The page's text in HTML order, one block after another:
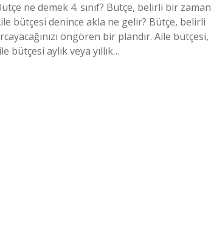
ne demek 4. sınıf? Bütçe, belirli bir zaman
bütçesi denince akla ne gelir? Bütçe, belirli
öngören bir plandır. Aile bütçesi,
bütçesi aylık veya yıllık…